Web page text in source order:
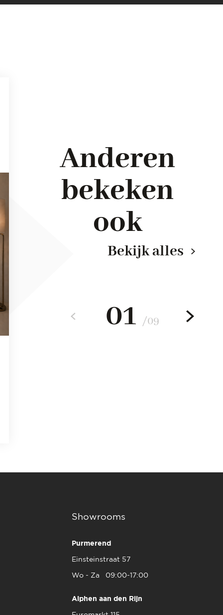
Anderen
bekeken
ook
Bekijk alles
01 /09
Showrooms
Purmerend
Einsteinstraat 57
Wo - Za 09:00-17:00
Alphen aan den Rijn